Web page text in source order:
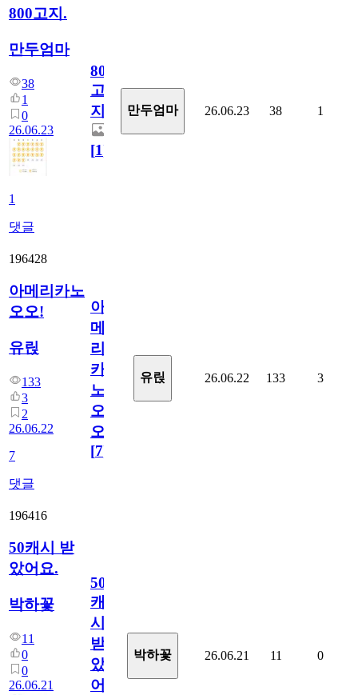
800고지.
만두엄마
38
1
0
26.06.23
1
댓글
800
고
지.
[1]
만두엄마 26.06.23 38 1
196428
아메리카노
오오!
유릱
133
3
2
26.06.22
7
댓글
아
메
리
카
노
오
오!
[7]
유릱 26.06.22 133 3
196416
50캐시 받
았어요.
박하꽃
11
0
0
26.06.21
50
캐
시
받
았
어
박하꽃 26.06.21 11 0